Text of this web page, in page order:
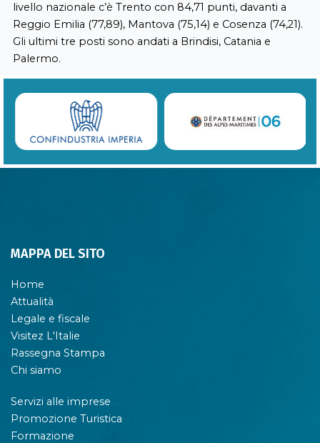
livello nazionale c’è Trento con 84,71 punti, davanti a
Reggio Emilia (77,89), Mantova (75,14) e Cosenza (74,21).
Gli ultimi tre posti sono andati a Brindisi, Catania e
Palermo.
MAPPA DEL SITO
Home
Attualità
Legale e fiscale
Visitez L'Italie
Rassegna Stampa
Chi siamo
Servizi alle imprese
Promozione Turistica
Formazione